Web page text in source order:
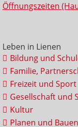
Öffnungszeiten
Leben in Lienen
Bildung und
Familie,
Freizeit und Sport
Gesellschaft und
Kultur
Planen und Bauen